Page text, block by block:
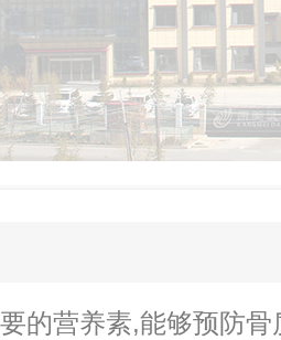
营养素,能够预防骨